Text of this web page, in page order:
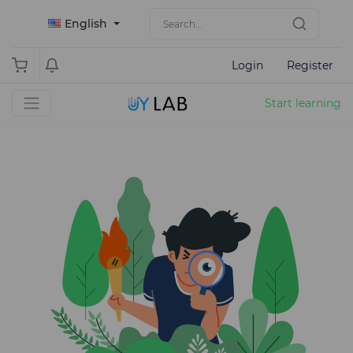
English
Login Register
Start learning